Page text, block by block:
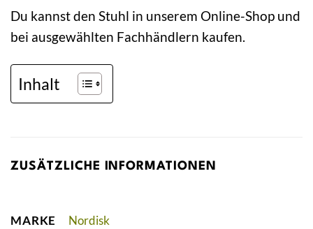
Du kannst den Stuhl in unserem Online-Shop und
bei ausgewählten Fachhändlern kaufen.
Inhalt
ZUSÄTZLICHE INFORMATIONEN
MARKE Nordisk